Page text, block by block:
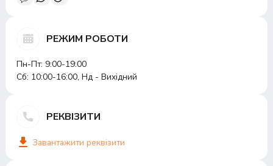
РЕЖИМ РОБОТИ
Пн-Пт: 9:00-19:00
Сб: 10:00-16:00, Нд - Вихідний
РЕКВІЗИТИ
Завантажити реквізити